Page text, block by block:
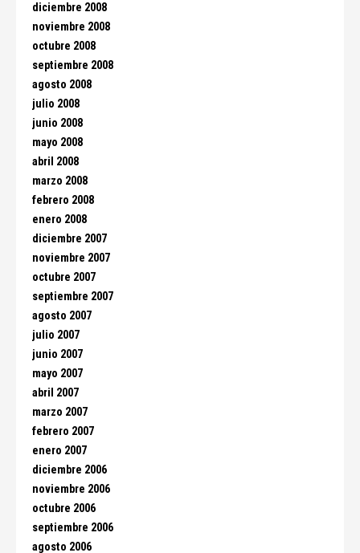
diciembre 2008
noviembre 2008
octubre 2008
septiembre 2008
agosto 2008
julio 2008
junio 2008
mayo 2008
abril 2008
marzo 2008
febrero 2008
enero 2008
diciembre 2007
noviembre 2007
octubre 2007
septiembre 2007
agosto 2007
julio 2007
junio 2007
mayo 2007
abril 2007
marzo 2007
febrero 2007
enero 2007
diciembre 2006
noviembre 2006
octubre 2006
septiembre 2006
agosto 2006